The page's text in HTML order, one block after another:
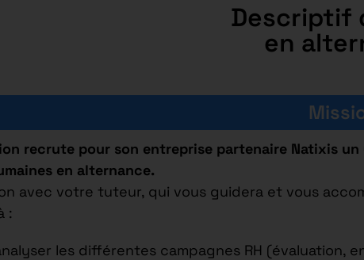
Descriptif
en
recrute pour son entreprise partenaire Natixis
en alternance.
avec votre tuteur, qui vous guidera et vous
:
les différentes campagnes RH (évaluation,